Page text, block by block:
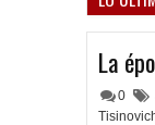
La
0